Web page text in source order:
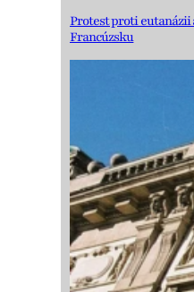
Protest proti eutanázii
Francúzsku